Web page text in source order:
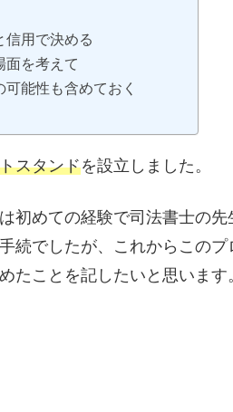
信用で決める
面を考えて
能性も含めておく
スタンドを設立しました。
初めての経験で司法書士の
続でしたが、これからこの
たことを記したいと思いま